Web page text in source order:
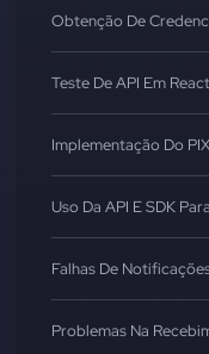
Obtenção De
Teste De API Em
Implementação Do
Uso Da API E SDK
Falhas De
Problemas Na